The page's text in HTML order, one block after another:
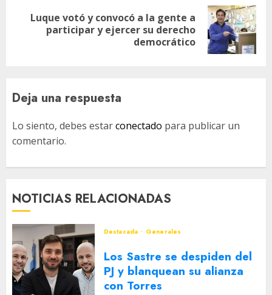
Siguiente
Luque votó y convocó a la gente a
participar y ejercer su derecho
democrático
Deja una respuesta
Lo siento, debes estarconectado para publicar un
comentario.
NOTICIAS RELACIONADAS
Destacada Generales
Los Sastre se despiden del
PJ y blanquean su alianza
con Torres